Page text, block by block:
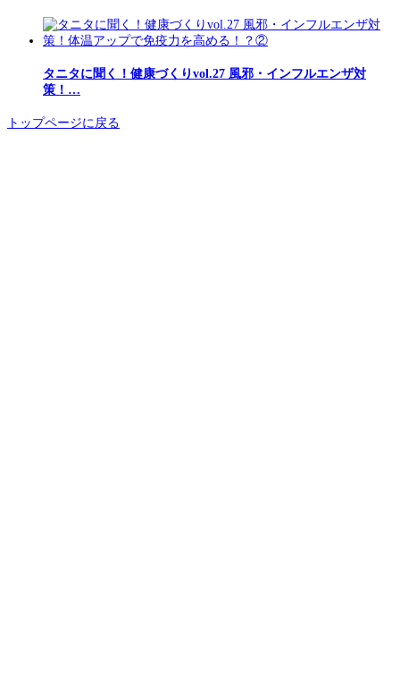
タニタに聞く！健康づくりvol.27 風邪・インフルエンザ対
策！…
トップページに戻る